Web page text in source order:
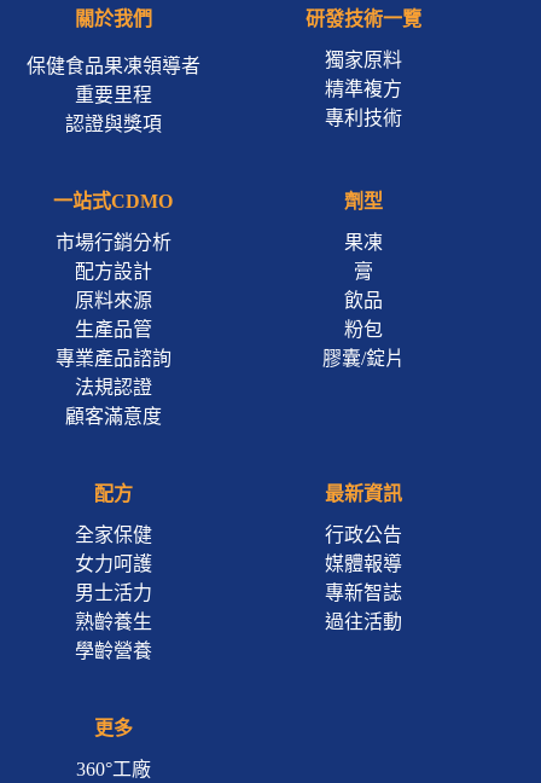
關於我們
保健食品果凍領導者
重要里程
認證與獎項
研發技術一覽
獨家原料
精準複方
專利技術
一站式CDMO
市場行銷分析
配方設計
原料來源
生產品管
專業產品諮詢
法規認證
顧客滿意度
劑型
果凍
膏
飲品
粉包
膠囊/錠片
配方
全家保健
女力呵護
男士活力
熟齡養生
學齡營養
最新資訊
行政公告
媒體報導
專新智誌
過往活動
更多
360°工廠